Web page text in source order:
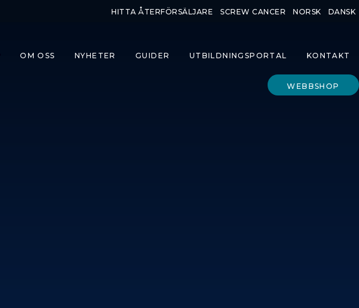
DANSK
NORSK
SCREW CANCER
HITTA ÅTERFÖRSÄLJARE
OM OSS NYHETER GUIDER UTBILDNINGSPORTAL KONTAKT
WEBBSHOP